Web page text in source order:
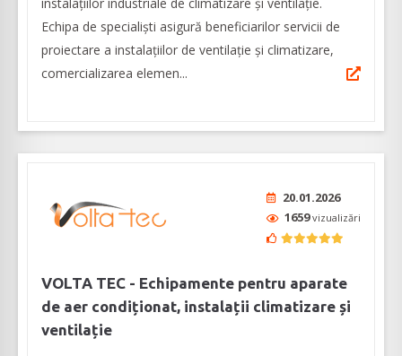
instalațiilor industriale de climatizare și ventilație.
Echipa de specialiști asigură beneficiarilor servicii de
proiectare a instalațiilor de ventilație și climatizare,
comercializarea elemen...
20.01.2026
1659vizualizări
VOLTA TEC - Echipamente pentru aparate
de aer condiționat, instalații climatizare și
ventilație